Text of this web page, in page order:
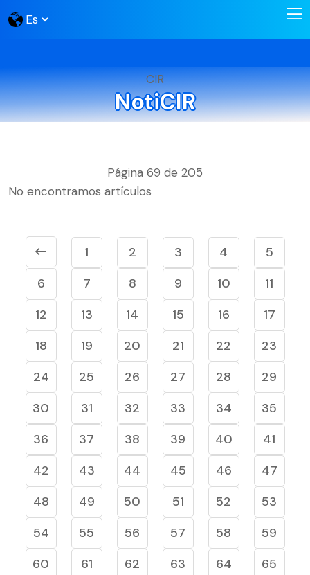
CIR
NotiCIR
Página 69 de 205
No encontramos artículos
1 2 3 4
5
6
7 8 9 10
11
12
13 14 15 16
17
18
19 20 21 22
23
24
25 26 27 28
29
30
31 32 33 34
35
36
37 38 39 40
41
42
43 44 45 46
47
48
49 50 51 52
53
54
55 56 57 58
59
60
61 62 63 64
65